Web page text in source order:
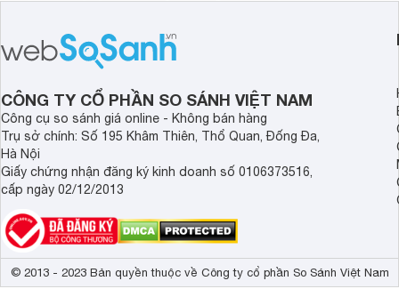
thiết kế thông minh, tối ưu hóa trải
nghiệm người dùng. Cùng
Websosanh.vn đi tìm hiểu chi tiết sản
phẩm nhé.
Dreame đã cho ra
bụi giường nệm
tối ưu cho không
an toàn.
CÔNG TY CỔ PHẦN SO SÁNH VIỆT NAM
Công cụ so sánh giá online - Không bán hàng
Trụ sở chính: Số 195 Khâm Thiên, Thổ Quan, Đống Đa,
Hà Nội
Giấy chứng nhận đăng ký kinh doanh số 0106373516,
cấp ngày 02/12/2013
© 2013 - 2023 Bản quyền thuộc về Công ty cổ phần So Sánh Việt Nam